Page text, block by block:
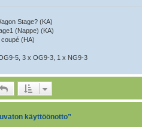
Stage? (KA)
(Nappe) (KA)
(HA)
5, 3 x OG9-3, 1 x NG9-3
käyttöönotto”